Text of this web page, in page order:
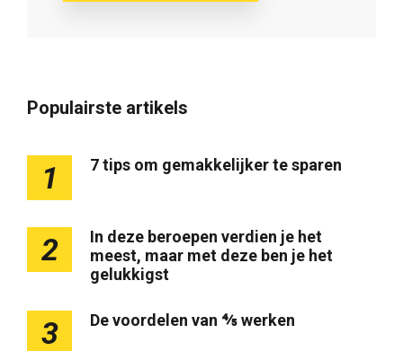
Populairste artikels
1 7 tips om gemakkelijker te sparen
2
In deze beroepen verdien je het
meest, maar met deze ben je het
gelukkigst
3 De voordelen van ⅘ werken